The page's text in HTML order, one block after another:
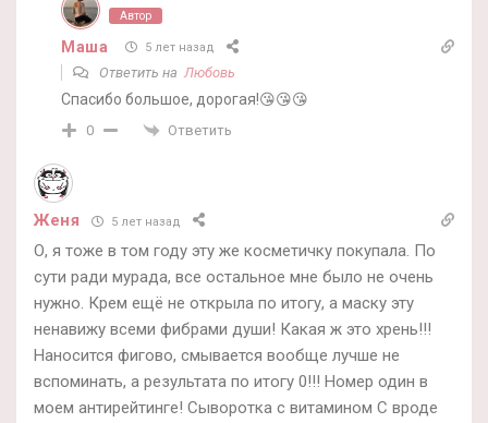
Автор
Маша 5 лет назад
Ответить на Любовь
Спасибо большое, дорогая!😘😘😘
0 Ответить
Женя 5 лет назад
О, я тоже в том году эту же косметичку покупала. По
сути ради мурада, все остальное мне было не очень
нужно. Крем ещё не открыла по итогу, а маску эту
ненавижу всеми фибрами души! Какая ж это хрень!!!
Наносится фигово, смывается вообще лучше не
вспоминать, а результата по итогу 0!!! Номер один в
моем антирейтинге! Сыворотка с витамином С вроде